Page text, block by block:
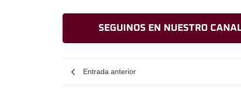
SEGUINOS EN NUESTRO
Entrada anterior